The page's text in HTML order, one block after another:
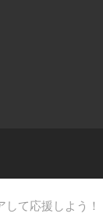
して応援しよう！